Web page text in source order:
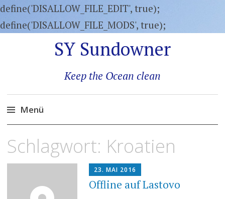
define('DISALLOW_FILE_EDIT', true);
define('DISALLOW_FILE_MODS', true);
SY Sundowner
Keep the Ocean clean
Menü
Inhalt
Schlagwort: Kroatien
23. MAI 2016
Offline auf Lastovo